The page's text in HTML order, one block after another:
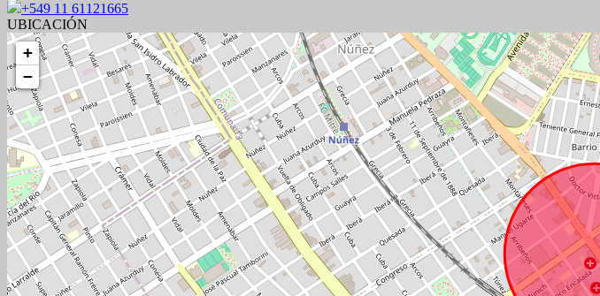
+549 11 61121665
UBICACIÓN
+
−